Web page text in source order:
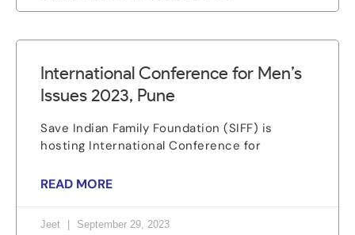
International Conference for Men’s
Issues 2023, Pune
Save Indian Family Foundation (SIFF) is
hosting International Conference for
READ MORE
Jeet September 29, 2023